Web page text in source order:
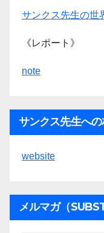
サンクス先生の世
《レポート》
note
サンクス先生へ
website
メルマガ（